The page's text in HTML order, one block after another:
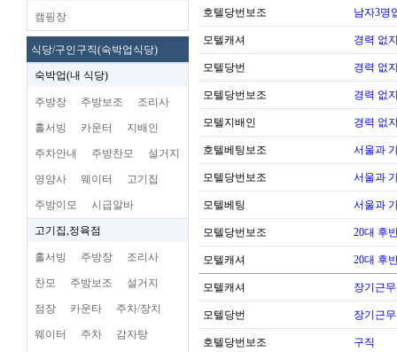
캠핑장
식당/구인구직(숙박업식당)
숙박업(내 식당)
주방장 주방보조 조리사
홀서빙 카운터 지배인
주차안내 주방찬모 설거지
영양사 웨이터 고기집
주방이모 시급알바
고기집,정육점
홀서빙 주방장 조리사
찬모 주방보조 설거지
점장 카운타 주차/장치
웨이터 주차 감자탕
호텔당번보조 남자3명
모텔캐셔 경력 없
모텔당번 경력 없
모텔당번보조 경력 없
모텔지배인 경력 없
호텔베팅보조 서울과
모텔당번보조 서울과
모텔베팅 서울과
모텔당번보조 20대 후
모텔캐셔 20대 후
모텔캐셔 장기근
모텔당번 장기근
호텔당번보조 구직